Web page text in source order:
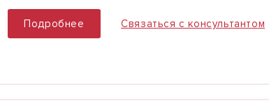
Подробнее Связаться с консультантом